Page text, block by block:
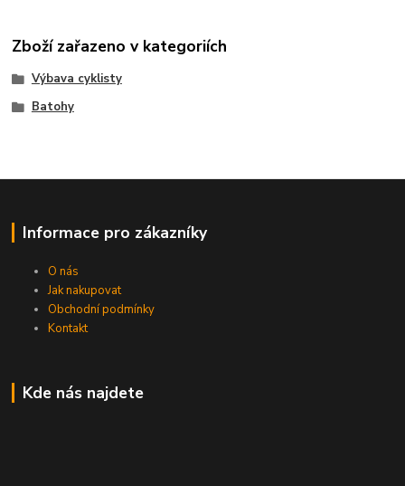
Zboží zařazeno v kategoriích
Výbava cyklisty
Batohy
Informace pro zákazníky
O nás
Jak nakupovat
Obchodní podmínky
Kontakt
Kde nás najdete